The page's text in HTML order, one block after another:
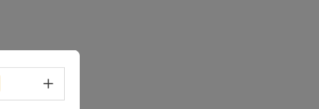
Sprachwahl - Menü öffnen